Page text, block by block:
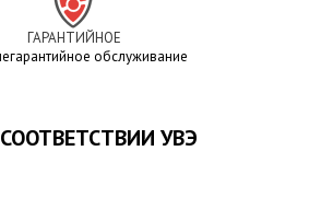
ГАРАНТИЙНОЕ
обслуживание
УВЭ